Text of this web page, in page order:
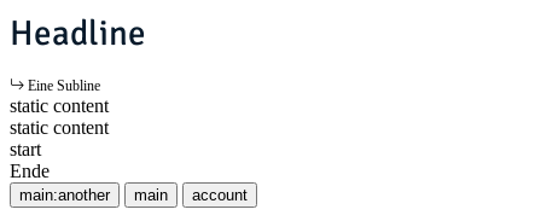
Headline
Eine Subline
static content
static content
start
Ende
main:another main account